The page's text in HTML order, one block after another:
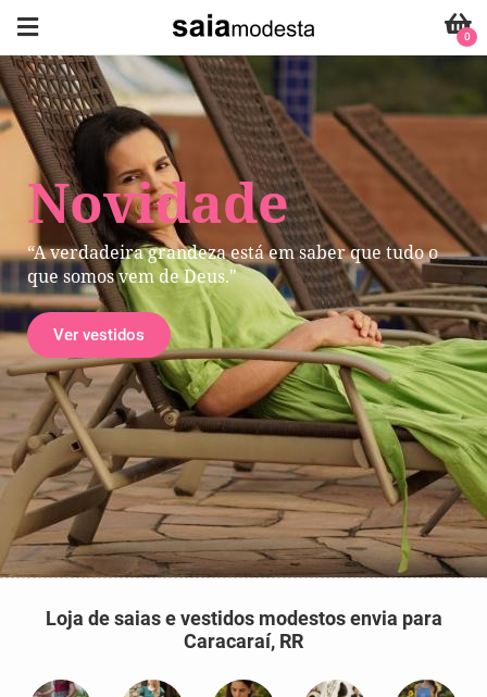
Novidade
“A verdadeira grandeza está em saber que tudo o
que somos vem de Deus."
Ver vestidos
0
Loja de saias e vestidos modestos envia para
Caracaraí, RR